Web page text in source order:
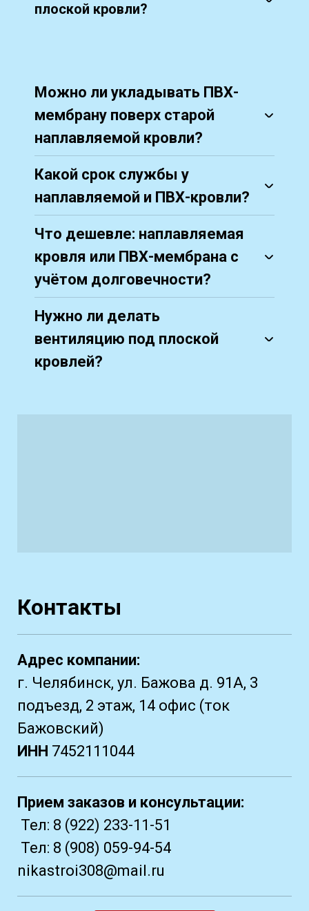
плоской кровли?
Можно ли укладывать ПВХ-
мембрану поверх старой
наплавляемой кровли?
Какой срок службы у
наплавляемой и ПВХ-кровли?
Что дешевле: наплавляемая
кровля или ПВХ-мембрана с
учётом долговечности?
Нужно ли делать
вентиляцию под плоской
кровлей?
Контакты
Адрес компании:
г. Челябинск, ул. Бажова д. 91А, 3
подъезд, 2 этаж, 14 офис (ток
Бажовский)
ИНН 7452111044
Прием заказов и консультации:
Тел: 8 (922) 233-11-51
Тел: 8 (908) 059-94-54
nikastroi308@mail.ru